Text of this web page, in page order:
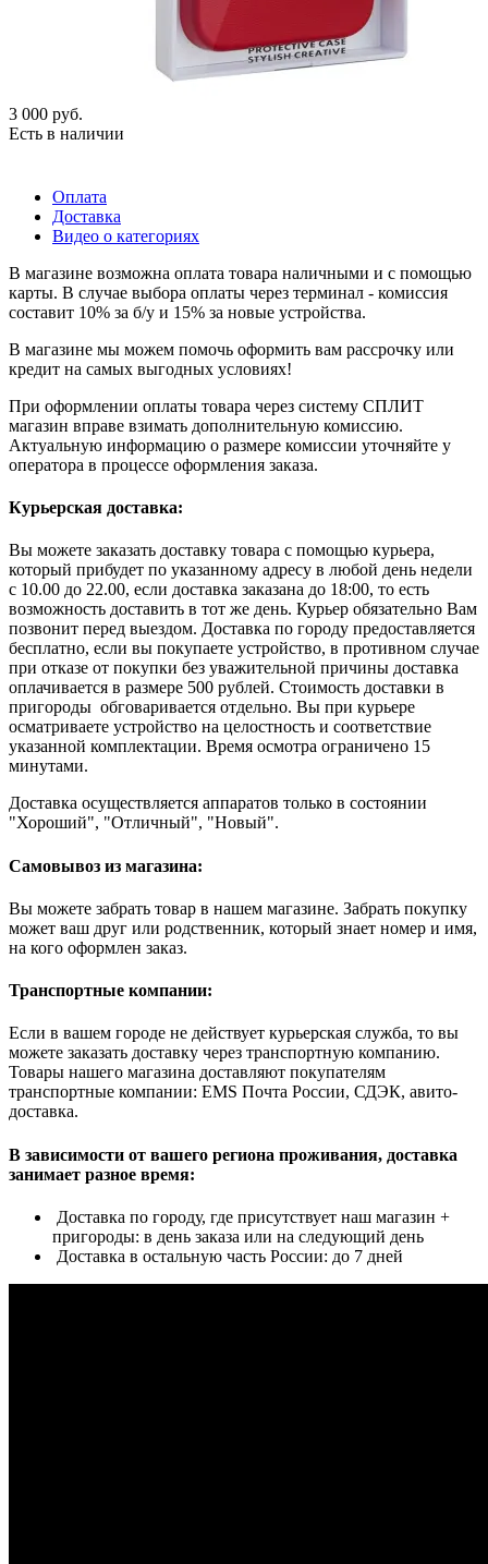
3 000 руб.
Есть в наличии
Оплата
Доставка
Видео о категориях
В магазине возможна оплата товара наличными и с помощью
карты. В случае выбора оплаты через терминал - комиссия
составит 10% за б/у и 15% за новые устройства.
В магазине мы можем помочь оформить вам рассрочку или
кредит на самых выгодных условиях!
При оформлении оплаты товара через систему СПЛИТ
магазин вправе взимать дополнительную комиссию.
Актуальную информацию о размере комиссии уточняйте у
оператора в процессе оформления заказа.
Курьерская доставка:
Вы можете заказать доставку товара с помощью курьера,
который прибудет по указанному адресу в любой день недели
с 10.00 до 22.00, если доставка заказана до 18:00, то есть
возможность доставить в тот же день. Курьер обязательно Вам
позвонит перед выездом. Доставка по городу предоставляется
бесплатно, если вы покупаете устройство, в противном случае
при отказе от покупки без уважительной причины доставка
оплачивается в размере 500 рублей. Стоимость доставки в
пригороды обговаривается отдельно. Вы при курьере
осматриваете устройство на целостность и соответствие
указанной комплектации. Время осмотра ограничено 15
минутами.
Доставка осуществляется аппаратов только в состоянии
"Хороший", "Отличный", "Новый".
Самовывоз из магазина:
Вы можете забрать товар в нашем магазине. Забрать покупку
может ваш друг или родственник, который знает номер и имя,
на кого оформлен заказ.
Транспортные компании:
Если в вашем городе не действует курьерская служба, то вы
можете заказать доставку через транспортную компанию.
Товары нашего магазина доставляют покупателям
транспортные компании: EMS Почта России, СДЭК, авито-
доставка.
В зависимости от вашего региона проживания, доставка
занимает разное время:
Доставка по городу, где присутствует наш магазин +
пригороды: в день заказа или на следующий день
Доставка в остальную часть России: до 7 дней